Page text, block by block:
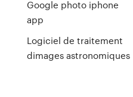
Google photo iphone
app
Logiciel de traitement
dimages astronomiques